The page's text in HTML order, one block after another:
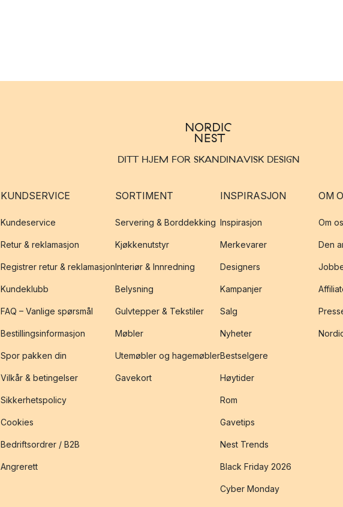
DITT HJEM FOR SKANDINAVISK DESIGN
KUNDSERVICE
Kundeservice
Retur & reklamasjon
Registrer retur & reklamasjon
Kundeklubb
FAQ – Vanlige spørsmål
Bestillingsinformasjon
Spor pakken din
Vilkår & betingelser
Sikkerhetspolicy
Cookies
Bedriftsordrer / B2B
Angrerett
SORTIMENT
Servering & Borddekking
Kjøkkenutstyr
Interiør & Innredning
Belysning
Gulvtepper & Tekstiler
Møbler
Utemøbler og hagemøbler
Gavekort
INSPIRASJON
Inspirasjon
Merkevarer
Designers
Kampanjer
Salg
Nyheter
Bestselgere
Høytider
Rom
Gavetips
Nest Trends
Black Friday 2026
Cyber Monday
OM
Om
Den